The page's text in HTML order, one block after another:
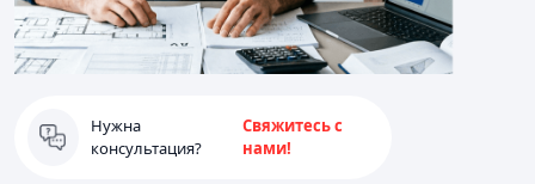
Нужна
консультация?
Свяжитесь с
нами!